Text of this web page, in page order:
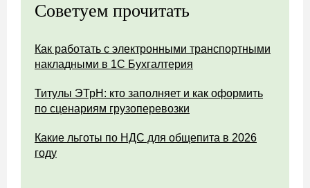
Советуем прочитать
Как работать с электронными транспортными
накладными в 1С Бухгалтерия
Титулы ЭТрН: кто заполняет и как оформить
по сценариям грузоперевозки
Какие льготы по НДС для общепита в 2026
году